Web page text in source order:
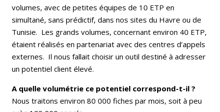
volumes, avec de petites équipes de 10 ETP en
simultané, sans prédictif, dans nos sites du Havre ou de
Tunisie. Les grands volumes, concernant environ 40 ETP,
étaient réalisés en partenariat avec des centres d’appels
externes. Il nous fallait choisir un outil destiné à adresser
un potentiel client élevé.
A quelle volumétrie ce potentiel correspond-t-il ?
Nous traitons environ 80 000 fiches par mois, soit à peu